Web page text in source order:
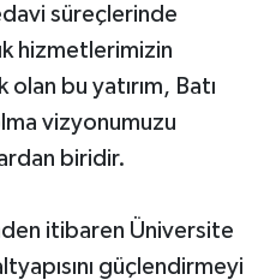
süreçlerinde
hizmetlerimizin
bu yatırım, Batı
vizyonumuzu
biridir.
itibaren Üniversite
güçlendirmeyi